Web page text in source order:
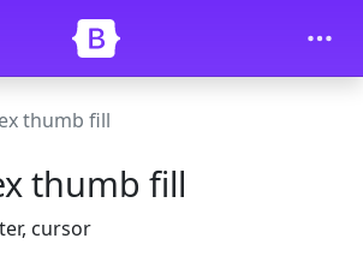
thumb fill
thumb fill
cursor